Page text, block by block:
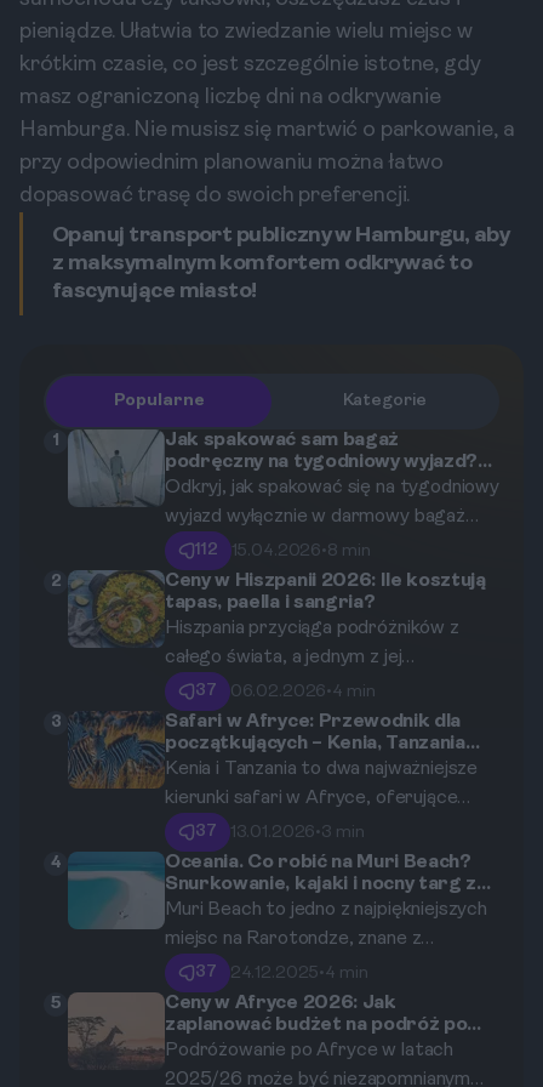
pieniądze. Ułatwia to zwiedzanie wielu miejsc w
krótkim czasie, co jest szczególnie istotne, gdy
masz ograniczoną liczbę dni na odkrywanie
Hamburga. Nie musisz się martwić o parkowanie, a
przy odpowiednim planowaniu można łatwo
dopasować trasę do swoich preferencji.
Opanuj transport publiczny w Hamburgu, aby
z maksymalnym komfortem odkrywać to
fascynujące miasto!
Popularne Kategorie
1
Jak spakować sam bagaż
podręczny na tygodniowy wyjazd?
Poradnik dla oszczędnych.
Odkryj, jak spakować się na tygodniowy
wyjazd wyłącznie w darmowy bagaż
podręczny. Ten poradnik krok po kroku
pokaże Ci, jak oszczędzać na lotach,
unikać opłat za bagaż rejestrowany i
podróżować lżej, mądrzej i taniej.
112 15.04.2026•8 min
2
Ceny w Hiszpanii 2026: Ile kosztują
tapas, paella i sangria?
Hiszpania przyciąga podróżników z
całego świata, a jednym z jej
największych uroków jest wyjątkowa
kuchnia. W tym artykule przyjrzymy się
cenom najpopularniejszych potraw,
takich jak tapas, paella oraz tradycyjny
napój - sangria. Dowiedz się, jak
zbudować budżet na gastronomiczne
doznania w Hiszpanii w latach 2025-
2026.
37 06.02.2026•4 min
3
Safari w Afryce: Przewodnik dla
początkujących – Kenia, Tanzania
czy RPA?
Kenia i Tanzania to dwa najważniejsze
kierunki safari w Afryce, oferujące
wyjątkowe doświadczenia i
niezapomniane widoki. Wybór między
nimi może być trudny, dlatego ten
przewodnik pomoże Ci podjąć decyzję
dotyczącą Twojej pierwszej podróży
na safari.
37 13.01.2026•3 min
4
Oceania. Co robić na Muri Beach?
Snurkowanie, kajaki i nocny targ z
jedzeniem
Muri Beach to jedno z najpiękniejszych
miejsc na Rarotondze, znane z
krystalicznie czystej wody i białego
piasku. Jeśli nie wiesz, co robić w tym
rajskim miejscu, ten przewodnik
pomoże Ci odkryć najlepsze atrakcje,
37 24.12.2025•4 min
5
Ceny w Afryce 2026: Jak
zaplanować budżet na podróż po
kontynencie?
Podróżowanie po Afryce w latach
2025/26 może być niezapomnianym